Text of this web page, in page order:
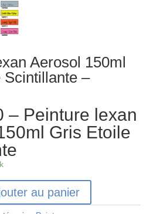
Aerosol 150ml
–
– Peinture lexan
Gris Etoile
au panier